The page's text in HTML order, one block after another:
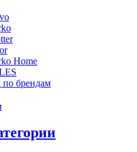
Home
по брендам